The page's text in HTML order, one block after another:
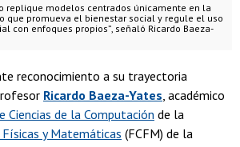
replique modelos centrados únicamente en la
que promueva el bienestar social y regule el uso
con enfoques propios”, señaló Ricardo Baeza-
reconocimiento a su trayectoria
Ricardo Baeza-Yates , académico
Ciencias de la Computación de la
y Matemáticas (FCFM) de la